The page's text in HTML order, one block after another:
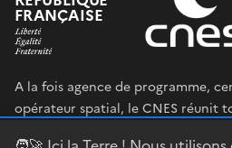
FRANÇAISE
A la fois agence de programme,
opérateur spatial, le CNES réunit